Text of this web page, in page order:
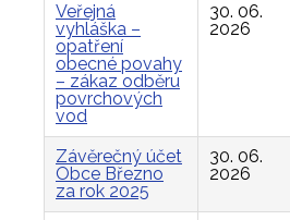
Veřejná
vyhláška –
opatření
obecné povahy
– zákaz odběru
povrchových
vod
30. 06.
2026
Závěrečný účet
Obce Březno
za rok 2025
30. 06.
2026